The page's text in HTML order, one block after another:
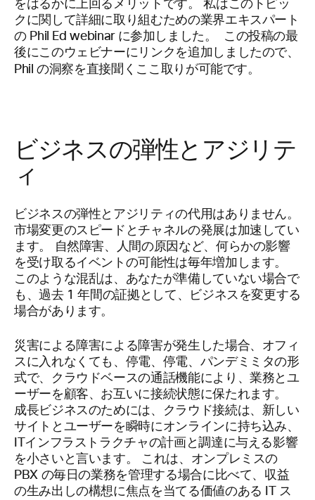
をはるかに上回るメリットです。 私はこのトピッ
クに関して詳細に取り組むための業界エキスパート
の Phil Ed webinar に参加しました。 この投稿の最
後にこのウェビナーにリンクを追加しましたので、
Phil の洞察を直接聞くここ取りが可能です。
ビジネスの弾性とアジリテ
ィ
ビジネスの弾性とアジリティの代用はありません。
市場変更のスピードとチャネルの発展は加速してい
ます。 自然障害、人間の原因など、何らかの影響
を受け取るイベントの可能性は毎年増加します。
このような混乱は、あなたが準備していない場合で
も、過去 1 年間の証拠として、ビジネスを変更する
場合があります。
災害による障害による障害が発生した場合、オフィ
スに入れなくても、停電、停電、パンデミミタの形
式で、クラウドベースの通話機能により、業務とユ
ーザーを顧客、お互いに接続状態に保たれます。
成長ビジネスのためには、クラウド接続は、新しい
サイトとユーザーを瞬時にオンラインに持ち込み、
ITインフラストラクチャの計画と調達に与える影響
を小さいと言います。 これは、オンプレミスの
PBX の毎日の業務を管理する場合に比べて、収益
の生み出しの構想に焦点を当てる価値のある IT ス